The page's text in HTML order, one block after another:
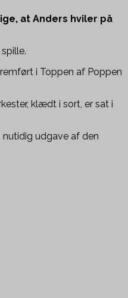
at Anders hviler på
i Toppen af Poppen
klædt i sort, er sat i
nutidig udgave af den